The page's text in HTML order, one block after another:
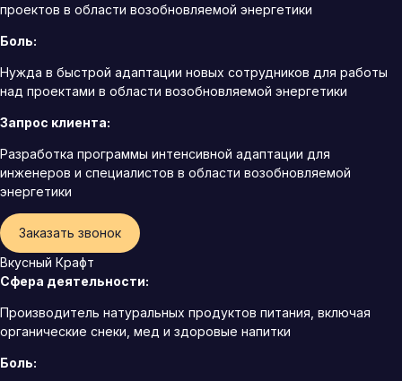
проектов в области возобновляемой энергетики
Боль:
Нужда в быстрой адаптации новых сотрудников для работы
над проектами в области возобновляемой энергетики
Запрос клиента:
Разработка программы интенсивной адаптации для
инженеров и специалистов в области возобновляемой
энергетики
Заказать звонок
Вкусный Крафт
Сфера деятельности:
Производитель натуральных продуктов питания, включая
органические снеки, мед и здоровые напитки
Боль: